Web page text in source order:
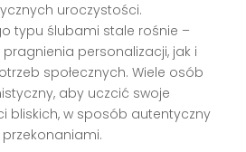
uroczystości.
typu ślubami stale rośnie –
personalizacji, jak i
społecznych. Wiele osób
aby uczcić swoje
bliskich, w sposób autentyczny
przekonaniami.